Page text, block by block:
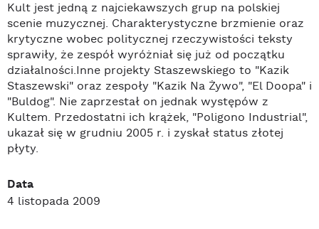
Kult jest jedną z najciekawszych grup na polskiej
scenie muzycznej. Charakterystyczne brzmienie oraz
krytyczne wobec politycznej rzeczywistości teksty
sprawiły, że zespół wyróżniał się już od początku
działalności.Inne projekty Staszewskiego to "Kazik
Staszewski" oraz zespoły "Kazik Na Żywo", "El Doopa" i
"Buldog". Nie zaprzestał on jednak występów z
Kultem. Przedostatni ich krążek, "Poligono Industrial",
ukazał się w grudniu 2005 r. i zyskał status złotej
płyty.
Data
4 listopada 2009